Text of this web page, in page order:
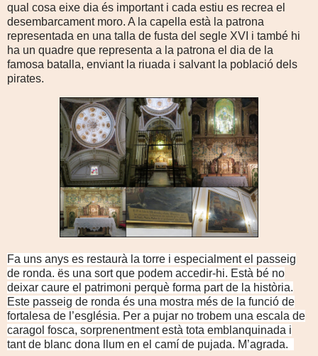
qual cosa eixe dia és important i cada estiu es recrea el
desembarcament moro. A la capella està la patrona
representada en una talla de fusta del segle XVI i també hi
ha un quadre que representa a la patrona el dia de la
famosa batalla, enviant la riuada i salvant la població dels
pirates.
Fa uns anys es restaurà la torre i especialment el passeig
de ronda. ës una sort que podem accedir-hi. Està bé no
deixar caure el patrimoni perquè forma part de la història.
Este passeig de ronda és una mostra més de la funció de
fortalesa de l’església. Per a pujar no trobem una escala de
caragol fosca, sorprenentment està tota emblanquinada i
tant de blanc dona llum en el camí de pujada. M’agrada.